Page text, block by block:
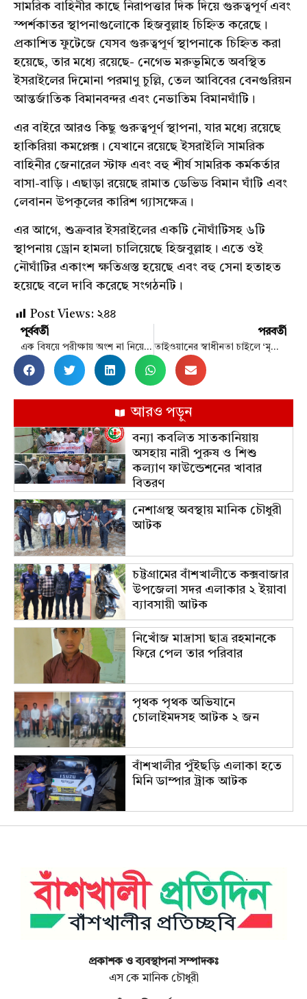
সামরিক বাহিনীর কাছে নিরাপত্তার দিক দিয়ে গুরুত্বপূর্ণ এবং
স্পর্শকাতর স্থাপনাগুলোকে হিজবুল্লাহ চিহ্নিত করেছে।
প্রকাশিত ফুটেজে যেসব গুরুত্বপূর্ণ স্থাপনাকে চিহ্নিত করা
হয়েছে, তার মধ্যে রয়েছে- নেগেভ মরুভূমিতে অবস্থিত
ইসরাইলের দিমোনা পরমাণু চুল্লি, তেল আবিবের বেনগুরিয়ন
আন্তর্জাতিক বিমানবন্দর এবং নেভাতিম বিমানঘাঁটি।
এর বাইরে আরও কিছু গুরুত্বপূর্ণ স্থাপনা, যার মধ্যে রয়েছে
হাকিরিয়া কমপ্লেক্স। যেখানে রয়েছে ইসরাইলি সামরিক
বাহিনীর জেনারেল স্টাফ এবং বহু শীর্ষ সামরিক কর্মকর্তার
বাসা-বাড়ি। এছাড়া রয়েছে রামাত ডেভিড বিমান ঘাঁটি এবং
লেবানন উপকূলের কারিশ গ্যাসক্ষেত্র।
এর আগে, শুক্রবার ইসরাইলের একটি নৌঘাঁটিসহ ৬টি
স্থাপনায় ড্রোন হামলা চালিয়েছে হিজবুল্লাহ। এতে ওই
নৌঘাঁটির একাংশ ক্ষতিগ্রস্ত হয়েছে এবং বহু সেনা হতাহত
হয়েছে বলে দাবি করেছে সংগঠনটি।
Post Views: ২৪৪
পূর্ববর্তী
এক বিষয়ে পরীক্ষায় অংশ না নিয়েও জিপিএ–৫
পরবর্তী
তাইওয়ানের স্বাধীনতা চাইলে ‘মৃত্যুদণ্ড’ দেবে চীন
আরও পড়ুন
বন্যা কবলিত সাতকানিয়ায়
অসহায় নারী পুরুষ ও শিশু
কল্যাণ ফাউন্ডেশনের খাবার
বিতরণ
নেশাগ্রস্থ অবস্থায় মানিক চৌধুরী
আটক
চট্টগ্রামের বাঁশখালীতে কক্সবাজার
উপজেলা সদর এলাকার ২ ইয়াবা
ব্যাবসায়ী আটক
নিখোঁজ মাদ্রাসা ছাত্র রহমানকে
ফিরে পেল তার পরিবার
পৃথক পৃথক অভিযানে
চোলাইমদসহ আটক ২ জন
বাঁশখালীর পুঁইছড়ি এলাকা হতে
মিনি ডাম্পার ট্রাক আটক
প্রকাশক ও ব্যবস্থাপনা সম্পাদকঃ
এস কে মানিক চৌধুরী